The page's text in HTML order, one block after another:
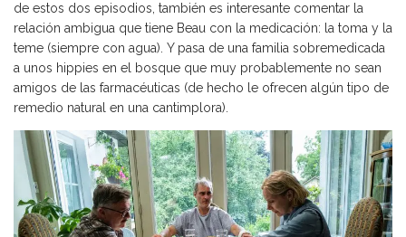
de estos dos episodios, también es interesante comentar la
relación ambigua que tiene Beau con la medicación: la toma y la
teme (siempre con agua). Y pasa de una familia sobremedicada
a unos hippies en el bosque que muy probablemente no sean
amigos de las farmacéuticas (de hecho le ofrecen algún tipo de
remedio natural en una cantimplora).